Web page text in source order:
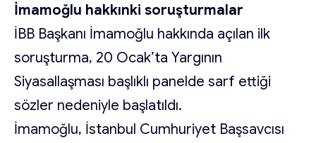
İmamoğlu hakkınki soruşturmalar
İBB Başkanı İmamoğlu hakkında açılan ilk
soruşturma, 20 Ocak’ta Yargının
Siyasallaşması başlıklı panelde sarf ettiği
sözler nedeniyle başlatıldı.
İmamoğlu, İstanbul Cumhuriyet Başsavcısı